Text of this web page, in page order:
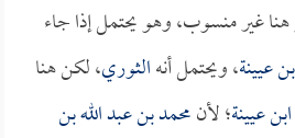
غير منسوب، وهو يحتمل إذا جاء
عيينة، ويحتمل أنهالثوري، لكن هنا
ابن عيينة؛ لأنمحمد بن عبد الله بن